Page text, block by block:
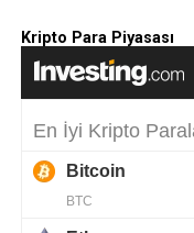
Kripto Para Piyasası